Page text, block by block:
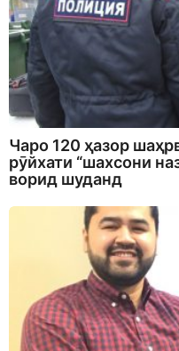
Чаро 120 ҳазор
рӯйхати “шахсони
ворид шуданд